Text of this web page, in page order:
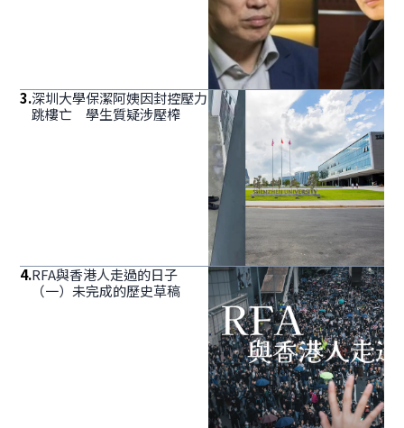
3.深圳大學保潔阿姨因封控壓力
跳樓亡 學生質疑涉壓榨
4.RFA與香港人走過的日子
（一）未完成的歷史草稿